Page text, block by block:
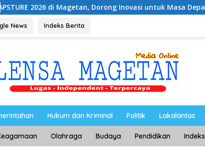
di Magetan, Dorong Inovasi untuk Masa Depan Berkelanjutan
News Indeks Berita
Hukum dan Kriminal Politik Lakalantas
Olahraga Budaya Pendidikan Indeks